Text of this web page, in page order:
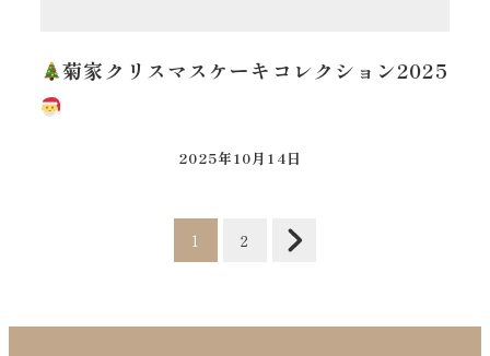
菊家クリスマスケーキコレクション2025
2025年10月14日
の
1 2